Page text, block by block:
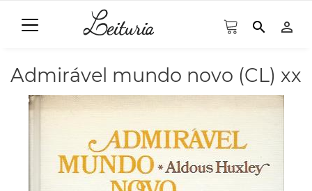
search person_outline
Admirável mundo novo (CL) xx